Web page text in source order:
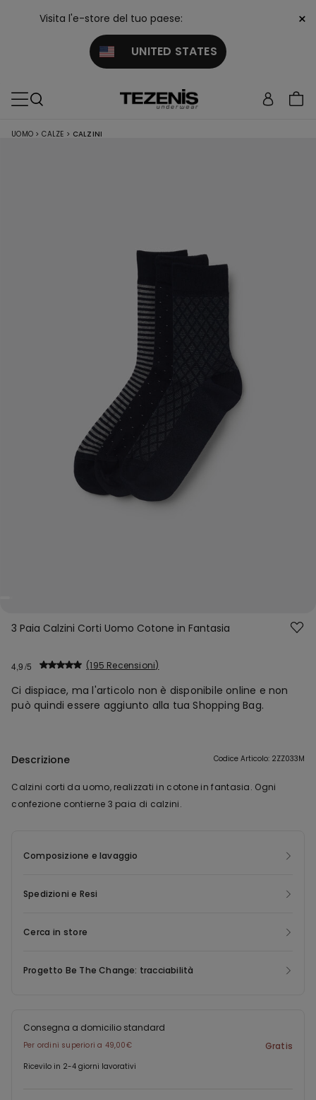
Visita l'e-store del tuo paese:
UNITED STATES
×
UOMO > CALZE > CALZINI
3 Paia Calzini Corti Uomo Cotone in Fantasia
4,9 195 Recensioni
Ci dispiace, ma l'articolo non è disponibile online e non
può quindi essere aggiunto alla tua Shopping Bag.
Descrizione Codice Articolo: 2ZZ033M
Calzini corti da uomo, realizzati in cotone in fantasia. Ogni
confezione contierne 3 paia di calzini.
Composizione e lavaggio
Spedizioni e Resi
Cerca in store
Progetto Be The Change: tracciabilità
Consegna a domicilio standard
Per ordini superiori a 49,00€ Gratis
Ricevilo in 2-4 giorni lavorativi